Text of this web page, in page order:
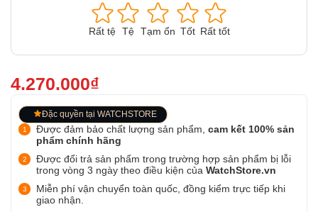
Rất tệ Tệ Tạm ổn Tốt Rất tốt
4.270.000₫
Đặc quyền tại WATCHSTORE
Được đảm bảo chất lượng sản phẩm, cam kết 100% sản
phẩm chính hãng
Được đổi trả sản phẩm trong trường hợp sản phẩm bị lỗi
trong vòng 3 ngày theo điều kiện của WatchStore.vn
Miễn phí vận chuyển toàn quốc, đồng kiểm trực tiếp khi
giao nhận.